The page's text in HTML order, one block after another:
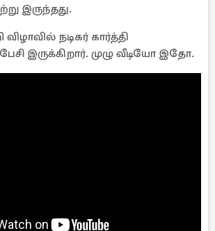
இருந்தது.
நடிகர் கார்த்தி
இருக்கிறார். முழு வீடியோ இதோ.